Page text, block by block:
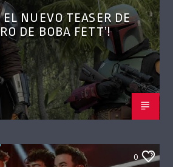
EL NUEVO TEASER DE
DE BOBA FETT’!
0